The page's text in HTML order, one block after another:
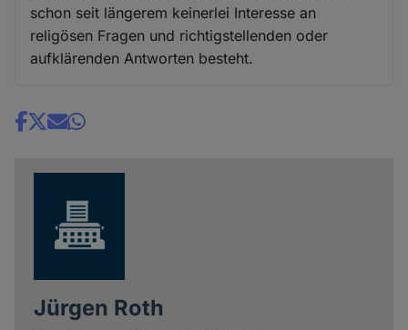
schon seit längerem keinerlei Interesse an
religösen Fragen und richtigstellenden oder
aufklärenden Antworten besteht.
Share
Jürgen Roth